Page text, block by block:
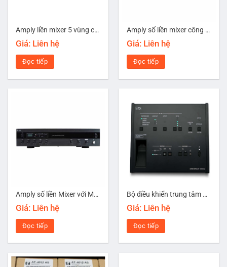
Amply liền mixer 5 vùng có MP3/Bluetooth công suất 480W TOA A-3248DMZ-AS
Giá: Liên hệ
Đọc tiếp
Amply số liền mixer công suất 480W TOA A-3248D-AS
Giá: Liên hệ
Đọc tiếp
Amply số liền Mixer với MP3/Bluetooth công suất 240W TOA A-3224DM-AS
Giá: Liên hệ
Đọc tiếp
Bộ điều khiển trung tâm hệ thống hội thảo TS-D1100-MU
Giá: Liên hệ
Đọc tiếp